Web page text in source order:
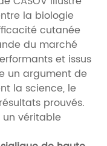
la biologie
cutanée
du marché
et issus
un argument de
la science, le
prouvés.
un véritable